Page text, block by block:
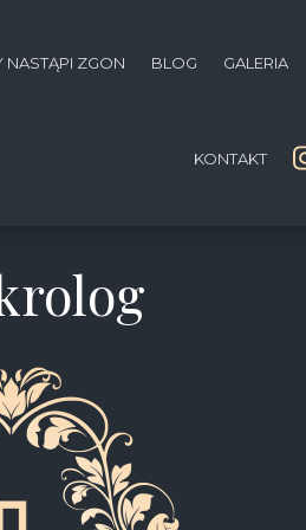
NASTĄPI ZGON BLOG GALERIA
KONTAKT